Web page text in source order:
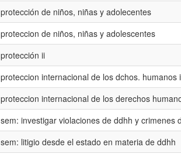
protección de niños, niñas y adolecentes
proteccion de niños, niñas y adolescentes
protección ii
proteccion internacional de los dchos. humanos
proteccion internacional de los derechos
sem: investigar violaciones de ddhh y crimenes
sem: litigio desde el estado en materia de ddhh